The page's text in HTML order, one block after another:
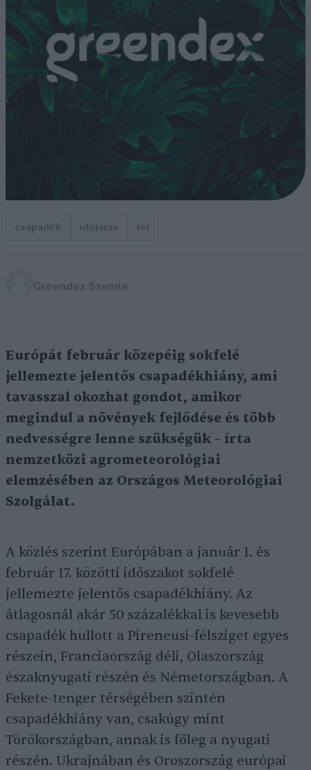
csapadék időjárás tél
Greendex Szemle
Európát február közepéig sokfelé
jellemezte jelentős csapadékhiány, ami
tavasszal okozhat gondot, amikor
megindul a növények fejlődése és több
nedvességre lenne szükségük – írta
nemzetközi agrometeorológiai
elemzésében az Országos Meteorológiai
Szolgálat.
A közlés szerint Európában a január 1. és
február 17. közötti időszakot sokfelé
jellemezte jelentős csapadékhiány. Az
átlagosnál akár 50 százalékkal is kevesebb
csapadék hullott a Pireneusi-félsziget egyes
részein, Franciaország déli, Olaszország
északnyugati részén és Németországban. A
Fekete-tenger térségében szintén
csapadékhiány van, csakúgy mint
Törökországban, annak is főleg a nyugati
részén. Ukrajnában és Oroszország európai